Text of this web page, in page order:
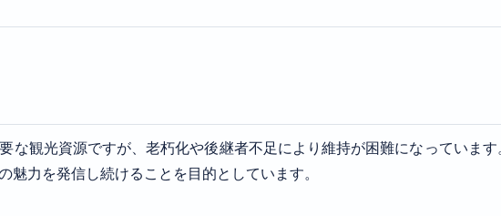
な観光資源ですが、老朽化や後継者不足により維持が困難になっています
力を発信し続けることを目的としています。